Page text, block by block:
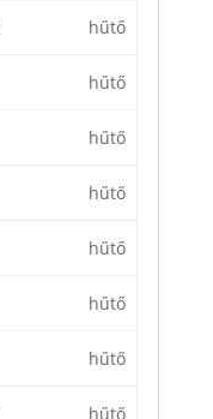
hűtő
hűtő
hűtő
hűtő
hűtő
hűtő
hűtő
hűtő